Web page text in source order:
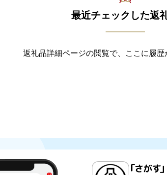
最近チェックした返
返礼品詳細ページの閲覧で、ここに履歴